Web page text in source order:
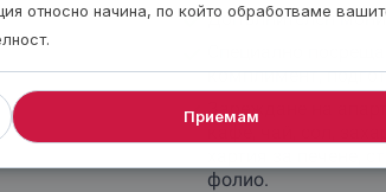
Допълнителен
Специално
комплимент,
Зареждане на
кафе, чай, сол,
хартия за печене,
фолио.
относно начина, по който обработваме
Приемам